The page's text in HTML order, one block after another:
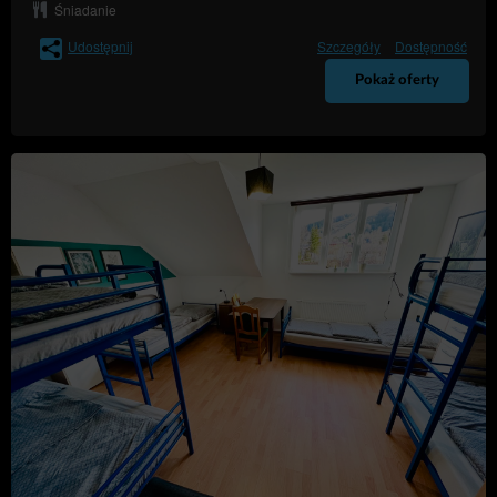
Usługodawca jest obowiązany szczegółowo uzasadnić
na piśmie lub w formie elektronicznej przyczyny
Godziny zameldowania w obiekcie to 14:00 - 19:00
pierwszym dniu rezerwacji. Istnieje możliwość
zameldowania poza tymi godzinami po uprzednim
kontakcie i wyrażeniu zgody przez administrację obiektu.
Gość, który nie powiadomi usługodawcy i nie uzyska
potwierdzenia możliwości zameldowania w innych
godzinach może zostać nie zakwaterowany.
Godzina wymeldowania do 10:00 w ostatnim dniu
rezerwacji.
Zasady dotyczące przedpłaty i odwoływania rezerwacji
różnią się w zależności od rodzaju zakwaterowania.
Prosimy wprowadzić datę pobytu i sprawdzić warunki
rezerwacji wybranego pokoju.
Pobyt dzieci nie jest możliwy. W obiekcie nie są
dostępne łóżeczka dla dzieci oraz dodatkowe łóżka
(dostawki).
Śniadanie
Udostępnij
Szczegóły Dostępność
Pokaż oferty